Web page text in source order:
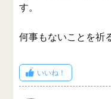
す。
何事もないことを祈
いいね！